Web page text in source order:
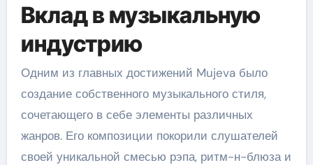
Вклад в музыкальную
индустрию
Одним из главных достижений Mujeva было
создание собственного музыкального стиля,
сочетающего в себе элементы различных
жанров. Его композиции покорили слушателей
своей уникальной смесью рэпа, ритм-н-блюза и